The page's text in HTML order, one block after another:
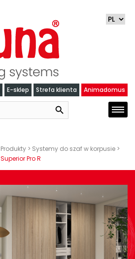
E-sklep Strefa klienta Animadomus
Search Button
Produkty > Systemy do szaf w korpusie >
Superior Pro R